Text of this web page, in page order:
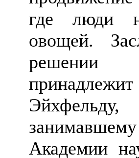
где люди
овощей.
решении
Академии